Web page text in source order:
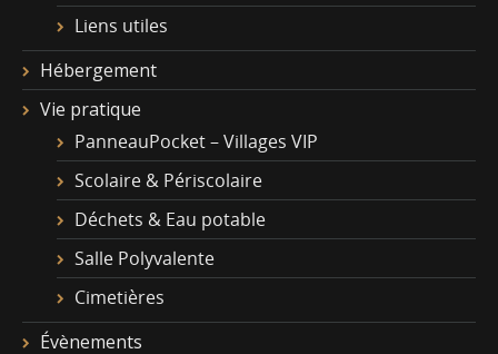
Liens utiles
Hébergement
Vie pratique
PanneauPocket – Villages VIP
Scolaire & Périscolaire
Déchets & Eau potable
Salle Polyvalente
Cimetières
Évènements